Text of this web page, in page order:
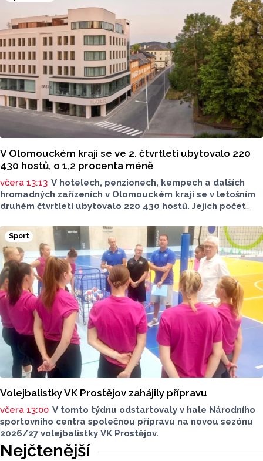
V Olomouckém kraji se ve 2. čtvrtletí ubytovalo 220
430 hostů, o 1,2 procenta méně
včera 13:13 V hotelech, penzionech, kempech a dalších
hromadných zařízeních v Olomouckém kraji se v letošním
druhém čtvrtletí ubytovalo 220 430 hostů. Jejich počet
přibylo ubytovaných cizinců, kterých bylo 45 548,
meziročně o 9,1 procenta více. Naopak domácích hostů
v regionu ubylo, kraj v tomto období navštívilo 174 882
turistů, což bylo meziročně o 3,6 procenta méně. Celkový
počet přenocování v kraji klesl o 4,7 procenta. Údaje
dnes zveřejnil Český statistický úřad (ČSÚ).
Sport
Volejbalistky VK Prostějov zahájily přípravu
včera 13:00 V tomto týdnu odstartovaly v hale Národního
sportovního centra společnou přípravu na novou sezónu
2026/27 volejbalistky VK Prostějov.
Nejčtenější